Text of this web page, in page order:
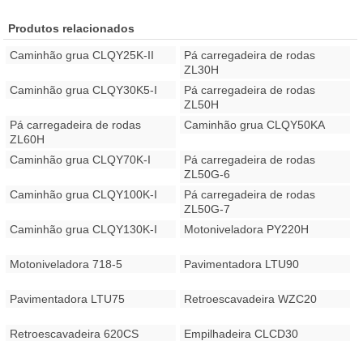
Produtos relacionados
Caminhão grua CLQY25K-II
Pá carregadeira de rodas
ZL30H
Caminhão grua CLQY30K5-I
Pá carregadeira de rodas
ZL50H
Pá carregadeira de rodas
ZL60H
Caminhão grua CLQY50KA
Caminhão grua CLQY70K-I
Pá carregadeira de rodas
ZL50G-6
Caminhão grua CLQY100K-I
Pá carregadeira de rodas
ZL50G-7
Caminhão grua CLQY130K-I
Motoniveladora PY220H
Motoniveladora 718-5 Pavimentadora LTU90
Pavimentadora LTU75 Retroescavadeira WZC20
Retroescavadeira 620CS Empilhadeira CLCD30